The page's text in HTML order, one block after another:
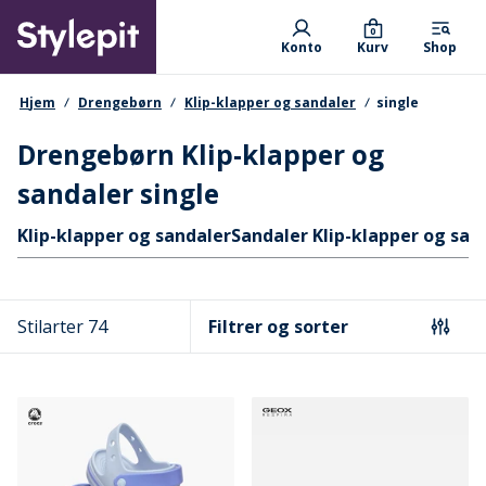
main
content
Primary departments
Konto Kurv
0
Shop
navigationssti
Hjem Drengebørn Klip-klapper og sandaler single
Drengebørn Klip-klapper og
sandaler single
Hurtige links
Klip-klapper og sandalerSandaler Klip-klapper og
Stilarter 74 Filtrer og sorter